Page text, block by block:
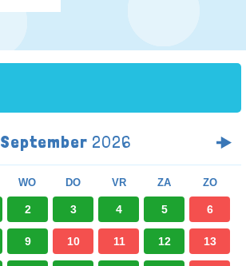
September 2026
WO DO VR ZA ZO
2 3 4 5 6
9 10 11 12 13